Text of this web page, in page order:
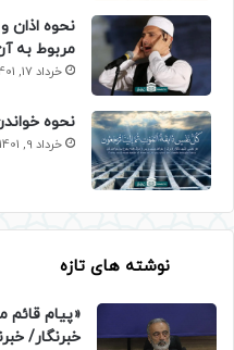
نحوه اذان
مربوط به
خرداد 17, 1401
نحوه
خرداد 9, 1401
نوشته های تازه
«پیام قائم
خبرنگار/